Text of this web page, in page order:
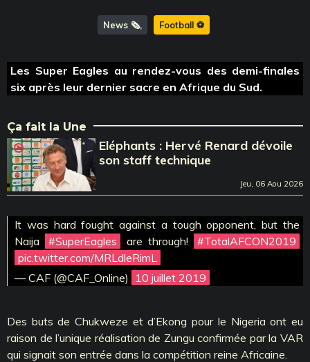
News 🗞️ Football ⚽️
Les Super Eagles au rendez-vous des demi-finales
six après leur dernier sacre en Afrique du Sud.
Ça fait la Une
Eléphants : Hervé Renard dévoile
son staff technique
Jeu, 06 Aou 2026
It was hard fought against a tough opponent, but the
Naija
#SuperEagles are through!
#TotalAFCON2019
pic.twitter.com/MRLdleRimL
— CAF (@CAF_Online)
10 juillet 2019
Des buts de Chukweze et d’Ekong pour le Nigeria ont eu
raison de l’unique réalisation de Zungu confirmée par la VAR
qui signait son entrée dans la compétition reine Africaine.